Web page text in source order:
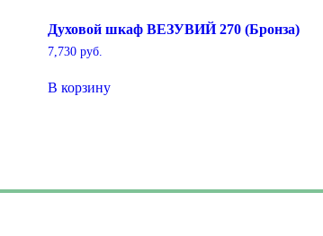
Духовой шкаф ВЕЗУВИЙ 270 (Бронза)
7,730руб.
В корзину